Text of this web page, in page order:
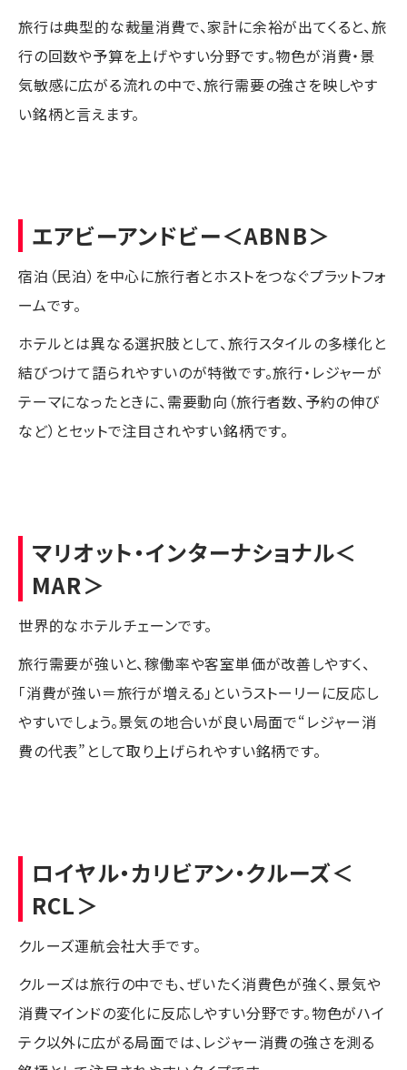
旅行は典型的な裁量消費で、家計に余裕が出てくると、旅
行の回数や予算を上げやすい分野です。物色が消費・景
気敏感に広がる流れの中で、旅行需要の強さを映しやす
い銘柄と言えます。
エアビーアンドビー＜ABNB＞
宿泊（民泊）を中心に旅行者とホストをつなぐプラットフォ
ームです。
ホテルとは異なる選択肢として、旅行スタイルの多様化と
結びつけて語られやすいのが特徴です。旅行・レジャーが
テーマになったときに、需要動向（旅行者数、予約の伸び
など）とセットで注目されやすい銘柄です。
マリオット・インターナショナル＜
MAR＞
世界的なホテルチェーンです。
旅行需要が強いと、稼働率や客室単価が改善しやすく、
「消費が強い＝旅行が増える」というストーリーに反応し
やすいでしょう。景気の地合いが良い局面で“レジャー消
費の代表”として取り上げられやすい銘柄です。
ロイヤル・カリビアン・クルーズ＜
RCL＞
クルーズ運航会社大手です。
クルーズは旅行の中でも、ぜいたく消費色が強く、景気や
消費マインドの変化に反応しやすい分野です。物色がハイ
テク以外に広がる局面では、レジャー消費の強さを測る